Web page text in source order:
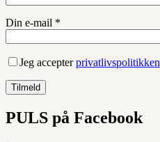
Din e-mail *
Jeg accepterprivatlivspolitikken
PULS på Facebook